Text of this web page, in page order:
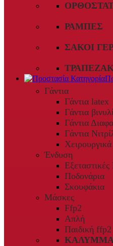
ΡΆΜΠΕΣ
ΣΆΚΟΙ
Γάντια
Γάντια latex
Γάντια
Γάντια
Γάντια
Ένδυση
Ποδονάρια
Σκουφάκια
Μάσκες
Ffp2
Απλή
Παιδική ffp2